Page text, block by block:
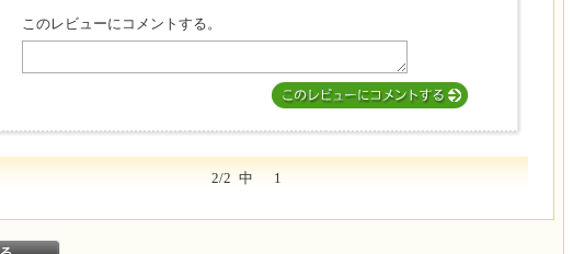
このレビューにコメントする。
2/2 中 1